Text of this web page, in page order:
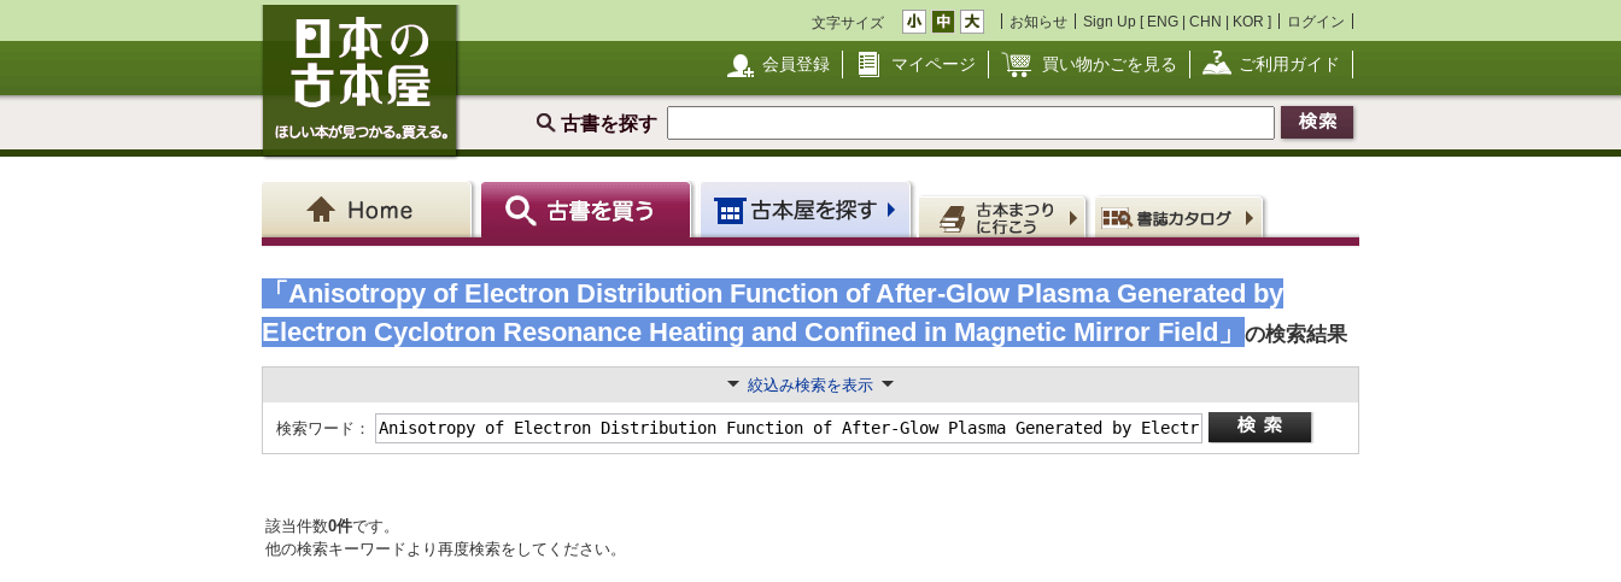
文字サイズ お知らせ Sign Up [ ENG | CHN | KOR ] ログイン
会員登録 マイページ 買い物かごを見る ご利用ガイド
古書を探す
「Anisotropy of Electron Distribution Function of After-Glow Plasma Generated by
Electron Cyclotron Resonance Heating and Confined in Magnetic Mirror Field」
の検索結果
絞込み検索を表示
検索ワード：
該当件数0件です。
他の検索キーワードより再度検索をしてください。